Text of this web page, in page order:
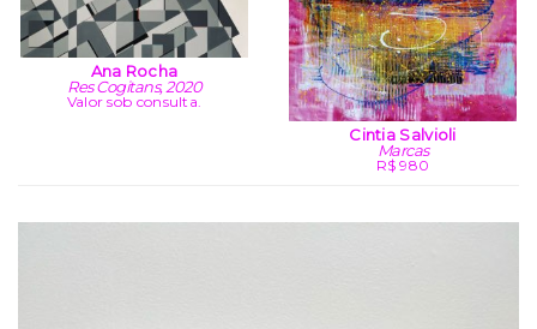
Ana Rocha
Res Cogitans, 2020
Valor sob consulta.
Cintia Salvioli
Marcas
R$ 980